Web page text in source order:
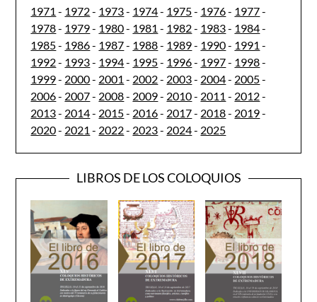
1971 - 1972- 1973- 1974- 1975- 1976- 1977-
1978- 1979- 1980- 1981 - 1982- 1983- 1984-
1985- 1986- 1987- 1988- 1989- 1990- 1991 -
1992- 1993- 1994- 1995- 1996- 1997- 1998-
1999- 2000- 2001 - 2002- 2003- 2004- 2005-
2006- 2007- 2008- 2009- 2010- 2011 - 2012-
2013- 2014- 2015- 2016- 2017- 2018- 2019-
2020- 2021 - 2022- 2023- 2024- 2025
LIBROS DE LOS COLOQUIOS